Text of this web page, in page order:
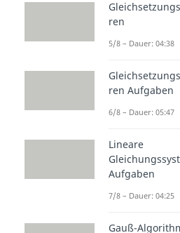
Nach
ren
5/8 – Dauer: 04:38
ren Aufgaben
6/8 – Dauer: 05:47
Lineare
Aufgaben
7/8 – Dauer: 04:25
Gauß-